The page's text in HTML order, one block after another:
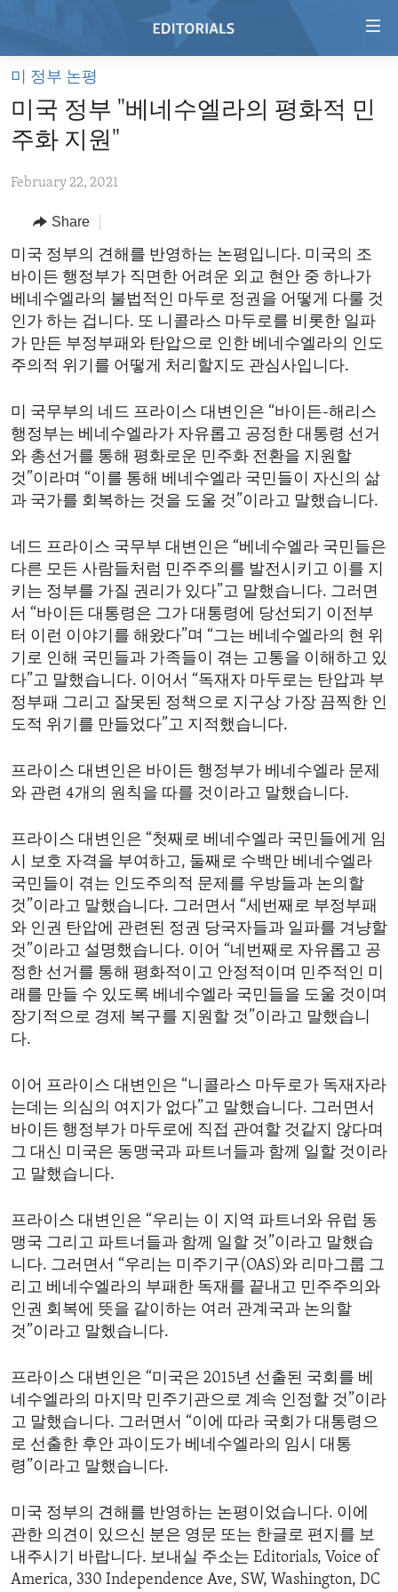
Skip
main
content
to
Navigation
Skip
to
Search
HOME
VIDEO
REGIONS
AFRICA
AMERICAS
ASIA
EUROPE
MIDDLE EAST
TOPICS
HUMAN RIGHTS
SECURITY AND DEFENSE
AID AND DEVELOPMENT
DEMOCRACY AND GOVERNANCE
ENVIRONMENT AND HEALTH
IDEALS AND INSTITUTIONS
ARCHIVE
ABOUT US
FOLLOW US
미 정부 논평
미국 정부 "베네수엘라의 평화적 민
주화 지원"
February 22, 2021
Share
미국 정부의 견해를 반영하는 논평입니다. 미국의 조
바이든 행정부가 직면한 어려운 외교 현안 중 하나가
베네수엘라의 불법적인 마두로 정권을 어떻게 다룰 것
인가 하는 겁니다. 또 니콜라스 마두로를 비롯한 일파
가 만든 부정부패와 탄압으로 인한 베네수엘라의 인도
주의적 위기를 어떻게 처리할지도 관심사입니다.
미 국무부의 네드 프라이스 대변인은 “바이든-해리스
행정부는 베네수엘라가 자유롭고 공정한 대통령 선거
와 총선거를 통해 평화로운 민주화 전환을 지원할
것”이라며 “이를 통해 베네수엘라 국민들이 자신의 삶
과 국가를 회복하는 것을 도울 것”이라고 말했습니다.
네드 프라이스 국무부 대변인은 “베네수엘라 국민들은
다른 모든 사람들처럼 민주주의를 발전시키고 이를 지
키는 정부를 가질 권리가 있다”고 말했습니다. 그러면
서 “바이든 대통령은 그가 대통령에 당선되기 이전부
터 이런 이야기를 해왔다”며 “그는 베네수엘라의 현 위
기로 인해 국민들과 가족들이 겪는 고통을 이해하고 있
다”고 말했습니다. 이어서 “독재자 마두로는 탄압과 부
정부패 그리고 잘못된 정책으로 지구상 가장 끔찍한 인
도적 위기를 만들었다”고 지적했습니다.
프라이스 대변인은 바이든 행정부가 베네수엘라 문제
와 관련 4개의 원칙을 따를 것이라고 말했습니다.
프라이스 대변인은 “첫째로 베네수엘라 국민들에게 임
시 보호 자격을 부여하고, 둘째로 수백만 베네수엘라
국민들이 겪는 인도주의적 문제를 우방들과 논의할
것”이라고 말했습니다. 그러면서 “세번째로 부정부패
와 인권 탄압에 관련된 정권 당국자들과 일파를 겨냥할
것”이라고 설명했습니다. 이어 “네번째로 자유롭고 공
정한 선거를 통해 평화적이고 안정적이며 민주적인 미
래를 만들 수 있도록 베네수엘라 국민들을 도울 것이며
장기적으로 경제 복구를 지원할 것”이라고 말했습니
다.
이어 프라이스 대변인은 “니콜라스 마두로가 독재자라
는데는 의심의 여지가 없다”고 말했습니다. 그러면서
바이든 행정부가 마두로에 직접 관여할 것같지 않다며
그 대신 미국은 동맹국과 파트너들과 함께 일할 것이라
고 말했습니다.
프라이스 대변인은 “우리는 이 지역 파트너와 유럽 동
맹국 그리고 파트너들과 함께 일할 것”이라고 말했습
니다. 그러면서 “우리는 미주기구(OAS)와 리마그룹 그
리고 베네수엘라의 부패한 독재를 끝내고 민주주의와
인권 회복에 뜻을 같이하는 여러 관계국과 논의할
것”이라고 말헸습니다.
프라이스 대변인은 “미국은 2015년 선출된 국회를 베
네수엘라의 마지막 민주기관으로 계속 인정할 것”이라
고 말했습니다. 그러면서 “이에 따라 국회가 대통령으
로 선출한 후안 과이도가 베네수엘라의 임시 대통
령”이라고 말했습니다.
미국 정부의 견해를 반영하는 논평이었습니다. 이에
관한 의견이 있으신 분은 영문 또는 한글로 편지를 보
내주시기 바랍니다. 보내실 주소는 Editorials, Voice of
America, 330 Independence Ave, SW, Washington, DC